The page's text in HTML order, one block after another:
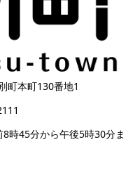
町本町130番地1
時45分から午後5時30分ま